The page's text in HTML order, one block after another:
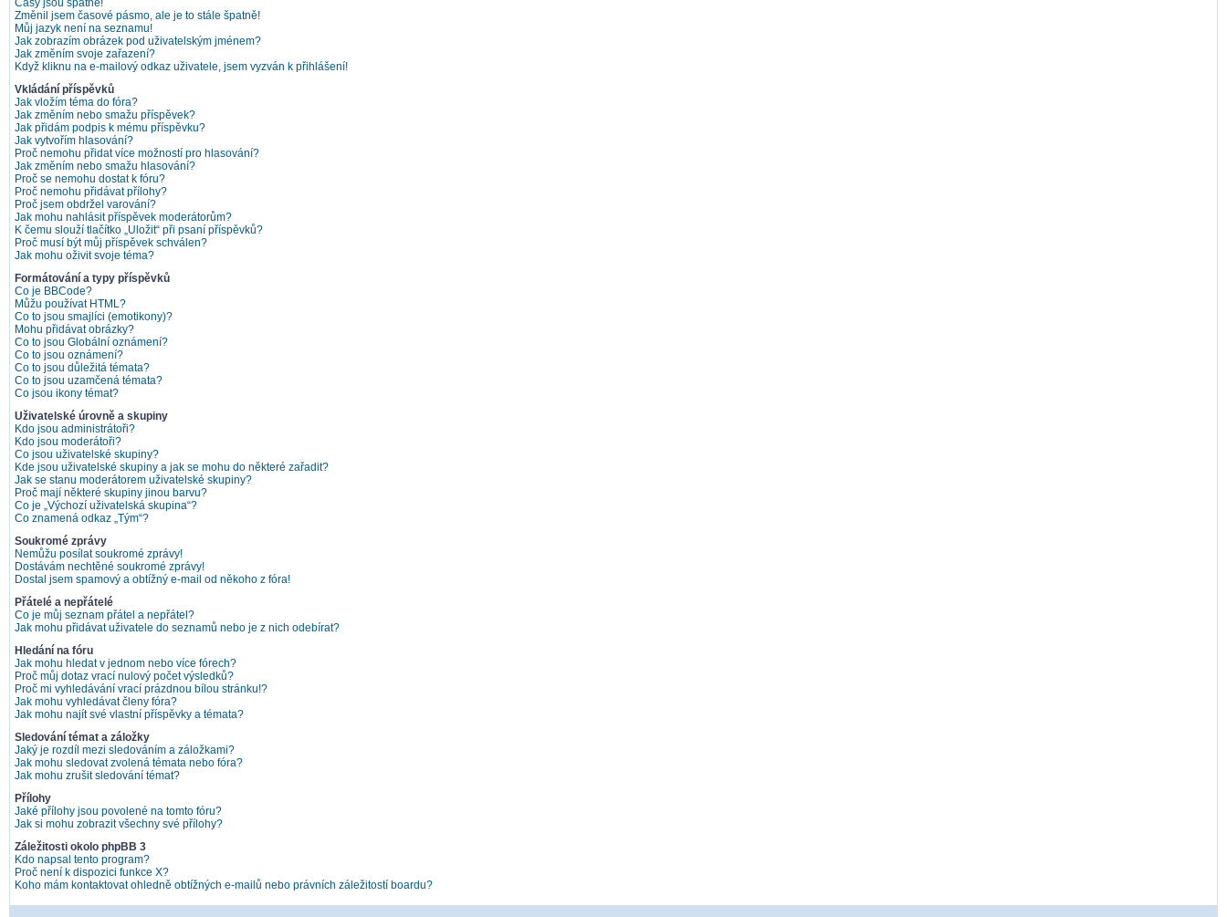
Časy jsou špatně!
Změnil jsem časové pásmo, ale je to stále špatně!
Můj jazyk není na seznamu!
Jak zobrazím obrázek pod uživatelským jménem?
Jak změním svoje zařazení?
Když kliknu na e-mailový odkaz uživatele, jsem vyzván k přihlášení!
Vkládání příspěvků
Jak vložím téma do fóra?
Jak změním nebo smažu příspěvek?
Jak přidám podpis k mému příspěvku?
Jak vytvořím hlasování?
Proč nemohu přidat více možností pro hlasování?
Jak změním nebo smažu hlasování?
Proč se nemohu dostat k fóru?
Proč nemohu přidávat přílohy?
Proč jsem obdržel varování?
Jak mohu nahlásit příspěvek moderátorům?
K čemu slouží tlačítko „Uložit“ při psaní příspěvků?
Proč musí být můj příspěvek schválen?
Jak mohu oživit svoje téma?
Formátování a typy příspěvků
Co je BBCode?
Můžu používat HTML?
Co to jsou smajlíci (emotikony)?
Mohu přidávat obrázky?
Co to jsou Globální oznámení?
Co to jsou oznámení?
Co to jsou důležitá témata?
Co to jsou uzamčená témata?
Co jsou ikony témat?
Uživatelské úrovně a skupiny
Kdo jsou administrátoři?
Kdo jsou moderátoři?
Co jsou uživatelské skupiny?
Kde jsou uživatelské skupiny a jak se mohu do některé zařadit?
Jak se stanu moderátorem uživatelské skupiny?
Proč mají některé skupiny jinou barvu?
Co je „Výchozí uživatelská skupina“?
Co znamená odkaz „Tým“?
Soukromé zprávy
Nemůžu posílat soukromé zprávy!
Dostávám nechtěné soukromé zprávy!
Dostal jsem spamový a obtížný e-mail od někoho z fóra!
Přátelé a nepřátelé
Co je můj seznam přátel a nepřátel?
Jak mohu přidávat uživatele do seznamů nebo je z nich odebírat?
Hledání na fóru
Jak mohu hledat v jednom nebo více fórech?
Proč můj dotaz vrací nulový počet výsledků?
Proč mi vyhledávání vrací prázdnou bílou stránku!?
Jak mohu vyhledávat členy fóra?
Jak mohu najít své vlastní příspěvky a témata?
Sledování témat a záložky
Jaký je rozdíl mezi sledováním a záložkami?
Jak mohu sledovat zvolená témata nebo fóra?
Jak mohu zrušit sledování témat?
Přílohy
Jaké přílohy jsou povolené na tomto fóru?
Jak si mohu zobrazit všechny své přílohy?
Záležitosti okolo phpBB 3
Kdo napsal tento program?
Proč není k dispozici funkce X?
Koho mám kontaktovat ohledně obtížných e-mailů nebo právních záležitostí boardu?